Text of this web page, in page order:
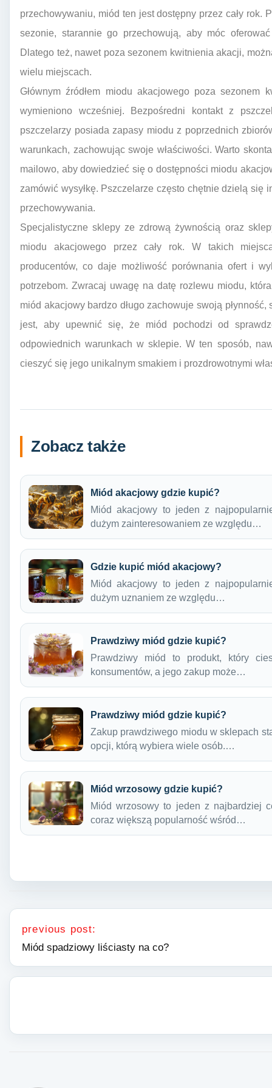
przechowywaniu, miód ten jest dostępny przez cały rok.
sezonie, starannie go przechowują, aby móc
Dlatego też, nawet poza sezonem kwitnienia akacji,
wielu miejscach.
Głównym źródłem miodu akacjowego poza sezonem
wymieniono wcześniej. Bezpośredni kontakt z
pszczelarzy posiada zapasy miodu z poprzednich
warunkach, zachowując swoje właściwości. Warto
mailowo, aby dowiedzieć się o dostępności miodu
zamówić wysyłkę. Pszczelarze często chętnie dzielą się
przechowywania.
Specjalistyczne sklepy ze zdrową żywnością oraz
miodu akacjowego przez cały rok. W takich
producentów, co daje możliwość porównania ofert i
potrzebom. Zwracaj uwagę na datę rozlewu miodu,
miód akacjowy bardzo długo zachowuje swoją
jest, aby upewnić się, że miód pochodzi od
odpowiednich warunkach w sklepie. W ten sposób,
cieszyć się jego unikalnym smakiem i prozdrowotnymi
Zobacz także
Miód akacjowy gdzie kupić?
Miód akacjowy to jeden z
dużym zainteresowaniem ze względu…
Gdzie kupić miód akacjowy?
Miód akacjowy to jeden z
dużym uznaniem ze względu…
Prawdziwy miód gdzie kupić?
Prawdziwy miód to produkt, który
konsumentów, a jego zakup może…
Prawdziwy miód gdzie kupić?
Zakup prawdziwego miodu w sklepach
opcji, którą wybiera wiele osób.…
Miód wrzosowy gdzie kupić?
Miód wrzosowy to jeden z najbardziej
coraz większą popularność wśród…
Nawigacja wpisu
previous post:
Miód spadziowy liściasty na co?